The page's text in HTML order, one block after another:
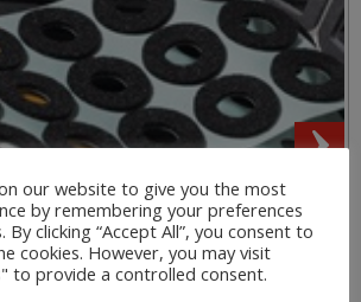
our website to give you the most
by remembering your preferences
clicking “Accept All”, you consent to
cookies. However, you may visit
to provide a controlled consent.